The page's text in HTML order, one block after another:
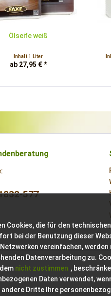
Ölseife weiß
Inhalt1 Liter
ab 27,95 € *
577
Cookies, die für den
bei der Benutzung dieser
vereinfachen,
Datenverarbeitung zu.
nicht zustimmen ,
Daten verwendet,
andere Dritte Ihre